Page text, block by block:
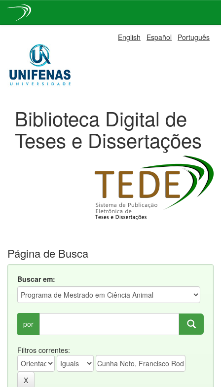
navigation
English Español Português
Biblioteca Digital de
Teses e Dissertações
Página de Busca
Buscar em:
por
Filtros correntes: